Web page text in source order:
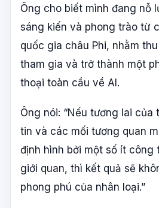
Ông cho biết mình đang nỗ
sáng kiến và phong trào từ
quốc gia châu Phi, nhằm
tham gia và trở thành một
thoại toàn cầu về AI.
Ông nói: “Nếu tương lai của
tin và các mối tương quan
định hình bởi một số ít công
giới quan, thì kết quả sẽ
phong phú của nhân loại.”